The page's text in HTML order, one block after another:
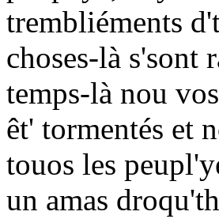
trembliéments
choses-là s'sont
temps-là nou
êt' tormentés et
touos les
un amas